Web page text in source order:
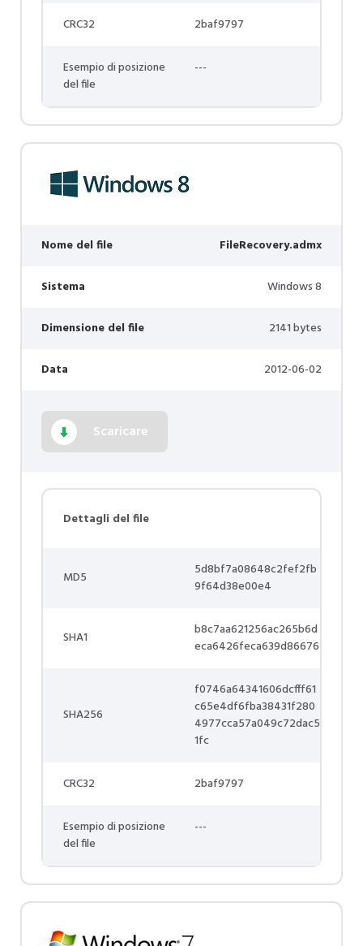
CRC32 2baf9797
Esempio di posizione
del file
---
Nome del file FileRecovery.admx
Sistema Windows 8
Dimensione del file 2141 bytes
Data 2012-06-02
Scaricare
Dettagli del file
MD5
5d8bf7a08648c2fef2fb
9f64d38e00e4
SHA1
b8c7aa621256ac265b6d
eca6426feca639d86676
SHA256
f0746a64341606dcfff61
c65e4df6fba38431f280
4977cca57a049c72dac5
1fc
CRC32 2baf9797
Esempio di posizione
del file
---